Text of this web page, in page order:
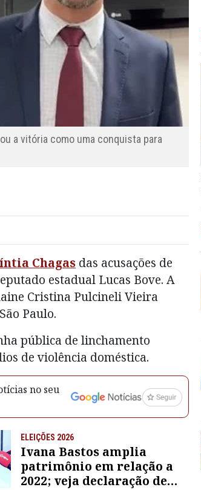
a vitória como uma conquista para
Chagas das acusações de
estadual Lucas Bove. A
Cristina Pulcineli Vieira
Paulo.
pública de linchamento
de violência doméstica.
no seu
ELEIÇÕES 2026
Ivana Bastos amplia
patrimônio em relação a
2022; veja declaração de